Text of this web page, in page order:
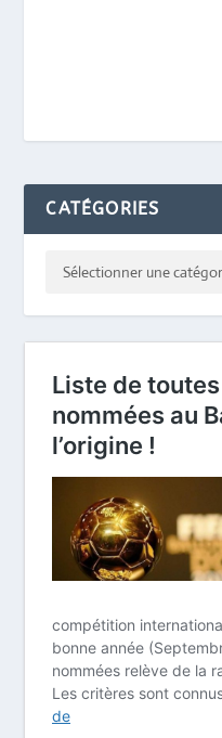
CATÉGORIES